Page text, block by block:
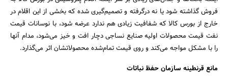
فروش گذاشته شود یا نه درگرفته و تصمیم‌گیری شده که بخشی از این اقلام در
خارج از بورس کالا که شفافیت زیادی هم ندارد عرضه شود، با نوسانات قیمت
نفت قیمت محصولات اولیه صنایع نساجی دچار افت و خیز می‌شود، مدام آنها
را با مشکل مواجه می‌کند و روی قیمت ‌تمام‌شده محصولاتشان اثر می‌گذارد.
مانع قرنطینه سازمان حفظ نباتات